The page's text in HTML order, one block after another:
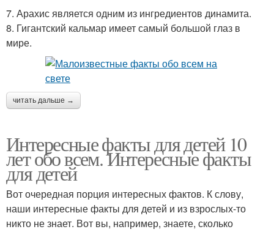
7. Арахис является одним из ингредиентов динамита.
8. Гигантский кальмар имеет самый большой глаз в
мире.
читать дальше →
Интересные факты для детей 10
лет обо всем. Интересные факты
для детей
Вот очередная порция интересных фактов. К слову,
наши интересные факты для детей и из взрослых-то
никто не знает. Вот вы, например, знаете, сколько